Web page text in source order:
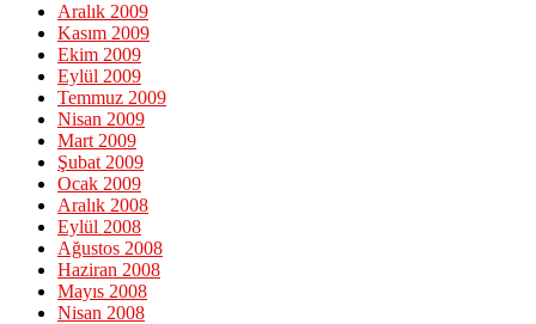
Aralık 2009
Kasım 2009
Ekim 2009
Eylül 2009
Temmuz 2009
Nisan 2009
Mart 2009
Şubat 2009
Ocak 2009
Aralık 2008
Eylül 2008
Ağustos 2008
Haziran 2008
Mayıs 2008
Nisan 2008